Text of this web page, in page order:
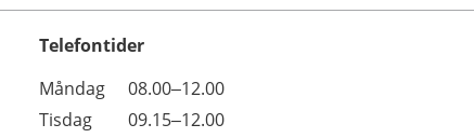
Telefontider
Dag
Öppettider
Kommentarer
Måndag
08.00–12.00
Tisdag
09.15–12.00